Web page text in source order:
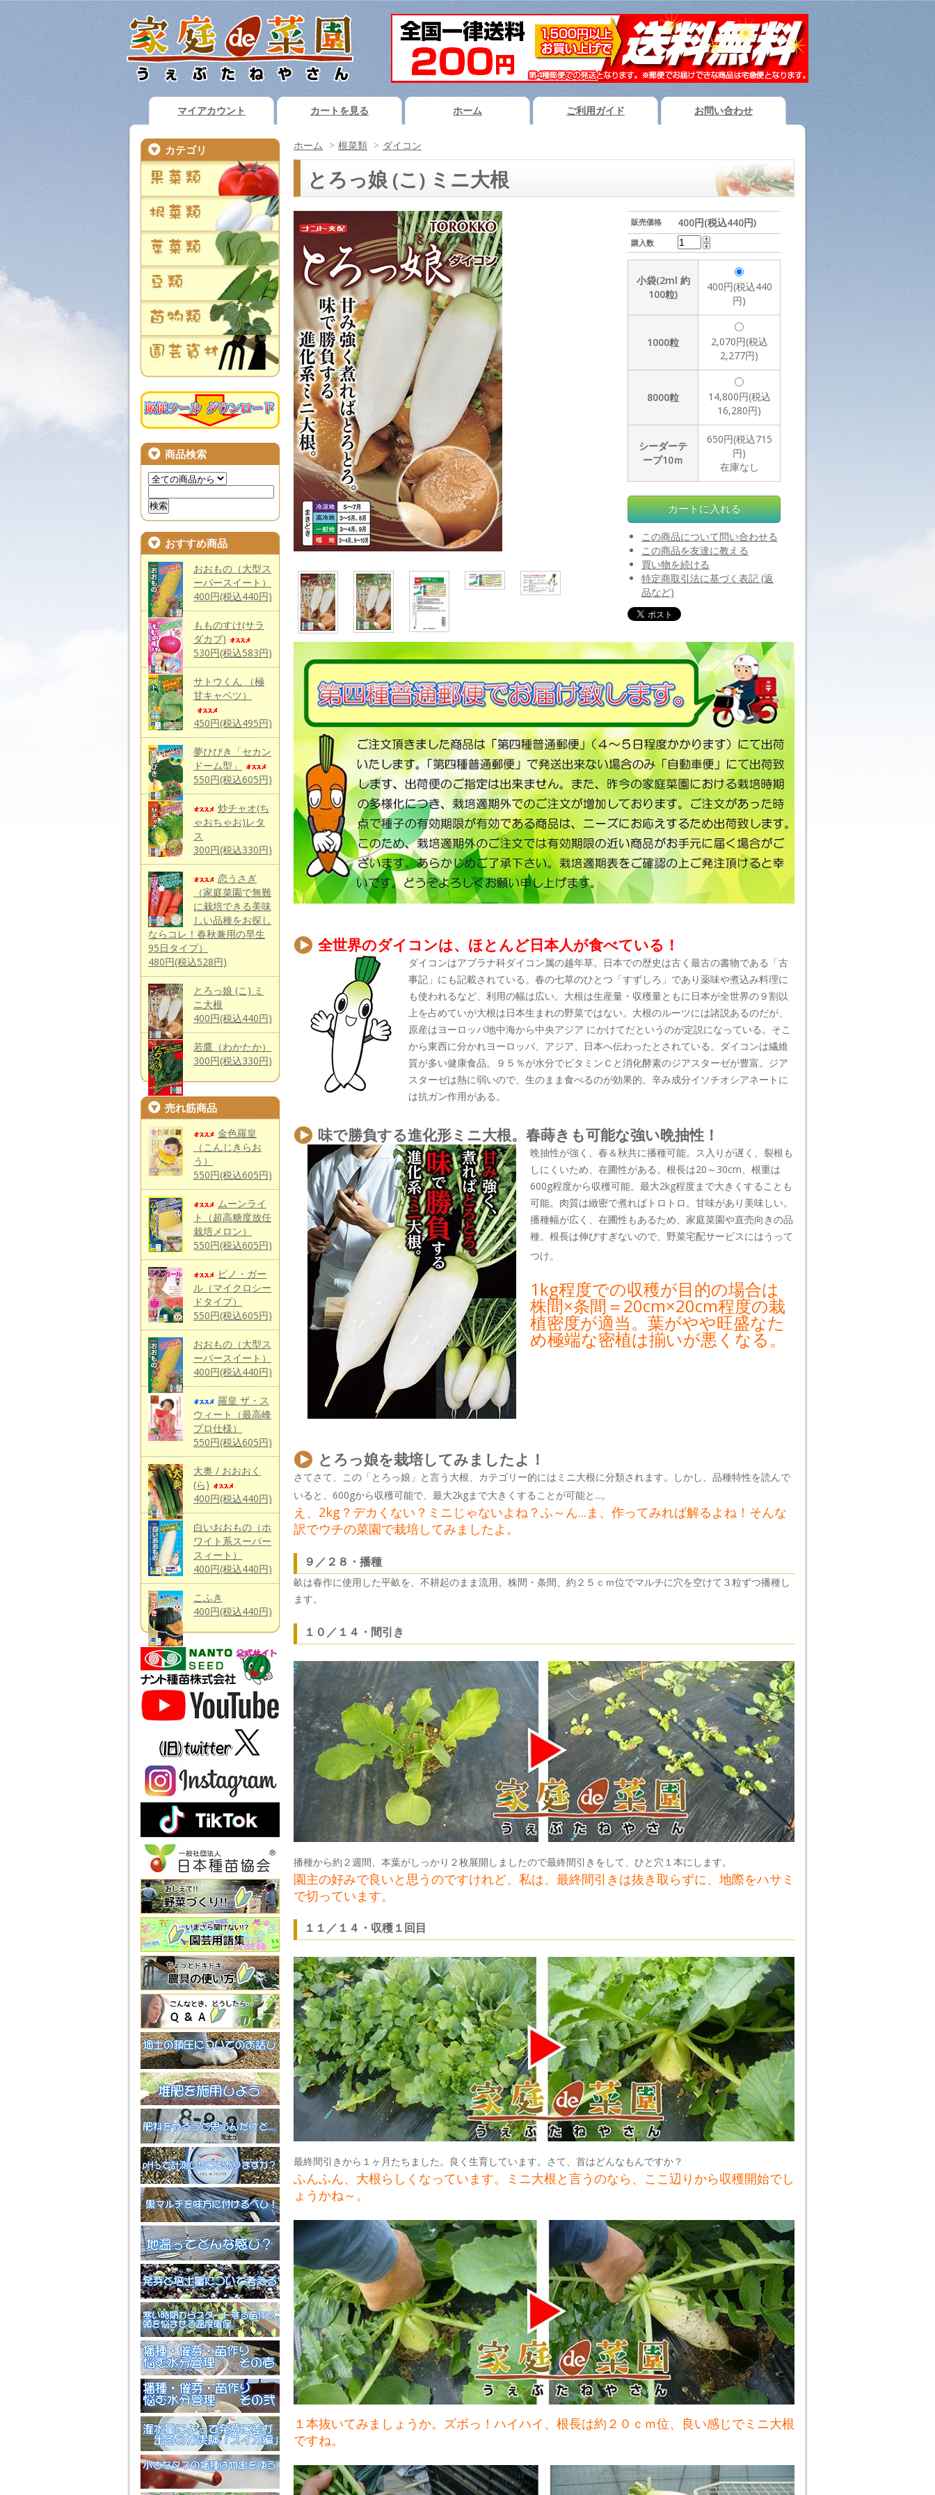
マイアカウント カートを見る ホーム ご利用ガイド お問い合わせ
ホーム > 根菜類 > ダイコン
とろっ娘 (こ) ミニ大根
販売価格 400円(税込440円)
購入数
小袋(2ml 約
100粒)
400円(税込440
円)
1000粒
2,070円(税込
2,277円)
8000粒
14,800円(税込
16,280円)
シーダーテ
ープ10ｍ
650円(税込715
円)
在庫なし
この商品について問い合わせる
この商品を友達に教える
買い物を続ける
特定商取引法に基づく表記 (返
品など)
全世界のダイコンは、ほとんど日本人が食べている！
ダイコンはアブラナ科ダイコン属の越年草。日本での歴史は古く最古の書物である「古
事記」にも記載されている。春の七草のひとつ「すずしろ」であり薬味や煮込み料理に
も使われるなど、利用の幅は広い。大根は生産量・収穫量ともに日本が全世界の９割以
上を占めていが大根は日本生まれの野菜ではない。大根のルーツには諸説あるのだが、
原産はヨーロッパ地中海から中央アジア にかけてだというのが定説になっている。そこ
から東西に分かれヨーロッパ、アジア、日本へ伝わったとされている。ダイコンは繊維
質が多い健康食品。９５％が水分でビタミンＣと消化酵素のジアスターゼが豊富。ジア
スターゼは熱に弱いので、生のまま食べるのが効果的。辛み成分イソチオシアネートに
は抗ガン作用がある。
味で勝負する進化形ミニ大根。春蒔きも可能な強い晩抽性！
晩抽性が強く、春＆秋共に播種可能。ス入りが遅く、裂根も
しにくいため、在圃性がある。根長は20～30cm、根重は
600g程度から収穫可能。最大2kg程度まで大きくすることも
可能。肉質は緻密で煮ればトロトロ。甘味があり美味しい。
播種幅が広く、在圃性もあるため、家庭菜園や直売向きの品
種。根長は伸びすぎないので、野菜宅配サービスにはうって
つけ。
1kg程度での収穫が目的の場合は
株間×条間＝20cm×20cm程度の栽
植密度が適当。葉がやや旺盛なた
め極端な密植は揃いが悪くなる。
とろっ娘を栽培してみましたよ！
さてさて、この「とろっ娘」と言う大根、カテゴリー的にはミニ大根に分類されます。しかし、品種特性を読んで
いると、600gから収穫可能で、最大2kgまで大きくすることが可能と...。
え、2kg？デカくない？ミニじゃないよね？ふ～ん...ま、作ってみれば解るよね！そんな
訳でウチの菜園で栽培してみましたよ。
９／２８・播種
畝は春作に使用した平畝を、不耕起のまま流用。株間・条間、約２５ｃｍ位でマルチに穴を空けて３粒ずつ播種し
ます。
１０／１４・間引き
播種から約２週間、本葉がしっかり２枚展開しましたので最終間引きをして、ひと穴１本にします。
園主の好みで良いと思うのですけれど、私は、最終間引きは抜き取らずに、地際をハサミ
で切っています。
１１／１４・収穫１回目
最終間引きから１ヶ月たちました。良く生育しています。さて、首はどんなもんですか？
ふんふん、大根らしくなっています。ミニ大根と言うのなら、ここ辺りから収穫開始でし
ょうかね～。
１本抜いてみましょうか。ズボっ！ハイハイ、根長は約２０ｃｍ位、良い感じでミニ大根
ですね。
カテゴリ
商品検索
おすすめ商品
おおもの（大型ス
ーパースイート）
400円(税込440円)
もものすけ(サラ
ダカブ)
530円(税込583円)
サトウくん （極
甘キャベツ）
450円(税込495円)
夢ひびき「セカン
ドーム型」
550円(税込605円)
炒チャオ(ち
ゃおちゃお)レタ
ス
300円(税込330円)
恋うさぎ
（家庭菜園で無難
に栽培できる美味
しい品種をお探し
ならコレ！春秋兼用の早生
95日タイプ）
480円(税込528円)
とろっ娘 (こ) ミ
ニ大根
400円(税込440円)
若鷹（わかたか）
300円(税込330円)
売れ筋商品
金色羅皇
（こんじきらお
う）
550円(税込605円)
ムーンライ
ト（超高糖度放任
栽培メロン）
550円(税込605円)
ピノ・ガー
ル（マイクロシー
ドタイプ）
550円(税込605円)
おおもの（大型ス
ーパースイート）
400円(税込440円)
羅皇 ザ・ス
ウィート（最高峰
プロ仕様）
550円(税込605円)
大奥 / おおおく
(ら)
400円(税込440円)
白いおおもの（ホ
ワイト系スーパー
スィート）
400円(税込440円)
こふき
400円(税込440円)